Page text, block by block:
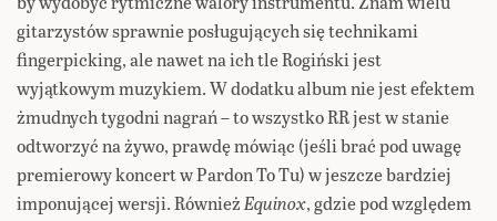
gitarzystów sprawnie posługujących się technikami
fingerpicking, ale nawet na ich tle Rogiński jest
wyjątkowym muzykiem. W dodatku album nie jest efektem
żmudnych tygodni nagrań – to wszystko RR jest w stanie
odtworzyć na żywo, prawdę mówiąc (jeśli brać pod uwagę
premierowy koncert w Pardon To Tu) w jeszcze bardziej
imponującej wersji. RównieżEquinox, gdzie pod względem